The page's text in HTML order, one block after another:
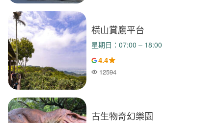
橫山賞鷹平台
星期日：07:00 – 18:00
4.4
人氣
12594
古生物奇幻樂園